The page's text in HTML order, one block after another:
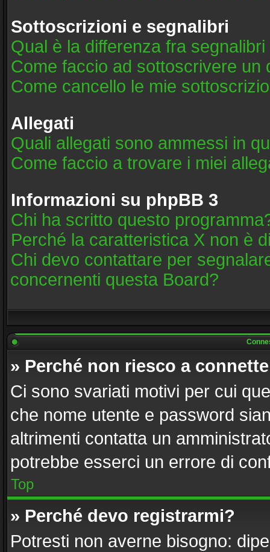
Sottoscrizioni e segnalibri
Qual è la differenza fra
Come faccio ad sottoscrivere un
Come cancello le mie
Allegati
Quali allegati sono ammessi in
Come faccio a trovare i miei
Informazioni su phpBB 3
Chi ha scritto questo
Perché la caratteristica X non è
Chi devo contattare per
concernenti questa Board?
» Perché non riesco a
Ci sono svariati motivi per cui
che nome utente e password
altrimenti contatta un
potrebbe esserci un errore di
Top
» Perché devo registrarmi?
Potresti non averne bisogno: